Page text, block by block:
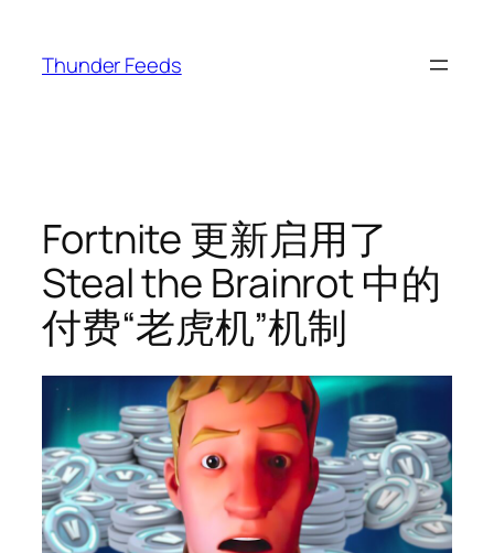
Thunder Feeds
Fortnite 更新启用了
Steal the Brainrot 中的
付费“老虎机”机制